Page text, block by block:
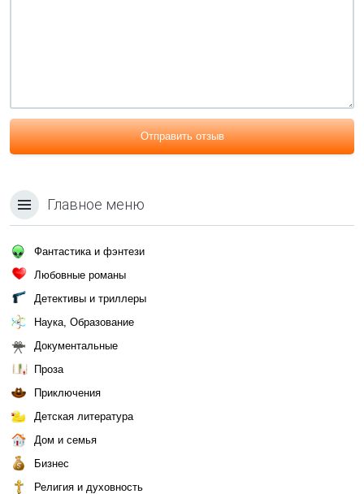
Отправить отзыв
Главное меню
Фантастика и фэнтези
Любовные романы
Детективы и триллеры
Наука, Образование
Документальные
Проза
Приключения
Детская литература
Дом и семья
Бизнес
Религия и духовность